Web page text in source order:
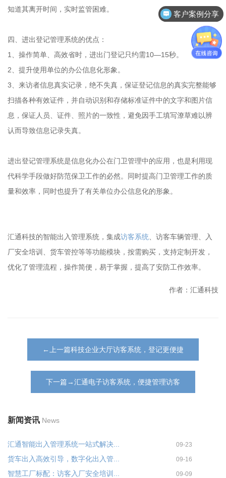
知道其离开时间，实时监管困难。
四、进出登记管理系统的优点：
1、操作简单、高效省时，进出门登记只约需10—15秒。
2、提升使用单位的办公信息化形象。
3、来访者信息真实记录，绝不失真，保证登记信息的真实完整能够
扫描各种有效证件，并自动识别和存储标准证件中的文字和图片信
息，保证人员、证件、照片的一致性，避免因手工填写潦草难以辨
认而导致信息记录失真。
进出登记管理系统是信息化办公在门卫管理中的应用，也是利用现
代科学手段做好防范保卫工作的必然。同时提高门卫管理工作的质
量和效率，同时也提升了有关单位办公信息化的形象。
汇通科技的智能出入管理系统，集成访客系统 、访客车辆管理、入
厂安全培训、货车管控等等功能模块，按需购买，支持定制开发，
优化了管理流程，操作简便，易于掌握，提高了安防工作效率。
作者：汇通科技
←上一篇科技企业大厅访客系统，登记更便捷
下一篇→汇通电子访客系统，便捷管理访客
新闻资讯 News
汇通智能出入管理系统一站式解决... 09-23
货车出入高效引导，数字化出入管... 09-16
智慧工厂标配：访客入厂安全培训... 09-09
客户案例分享